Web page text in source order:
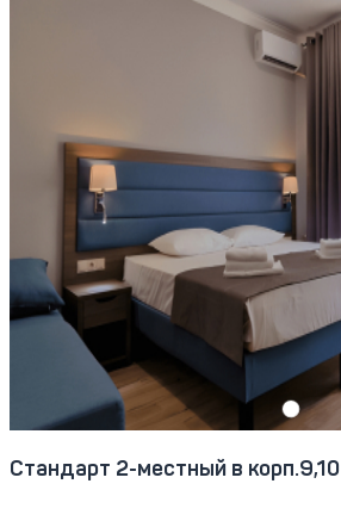
Стандарт 2-местный в корп.9,10